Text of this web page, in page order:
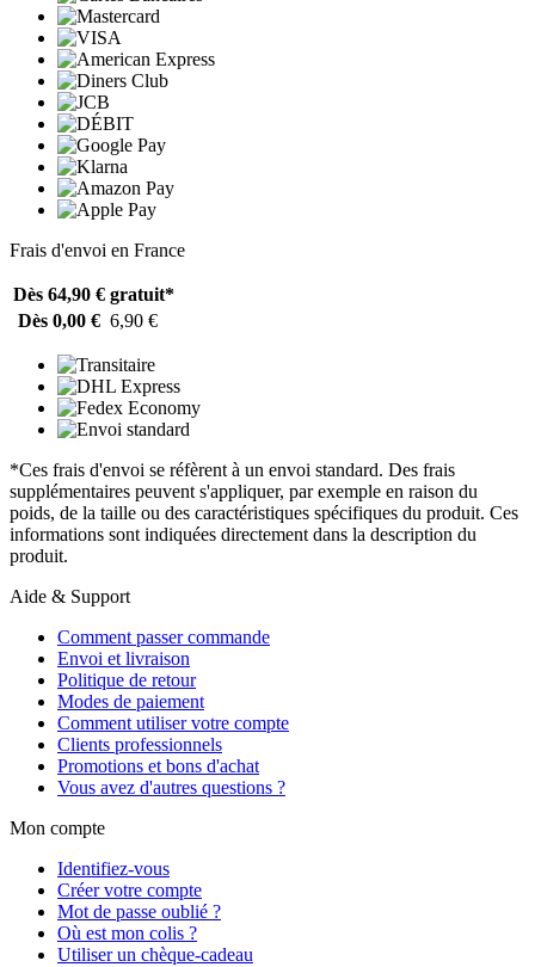
Frais d'envoi en France
Dès 64,90 € gratuit*
Dès 0,00 € 6,90 €
*Ces frais d'envoi se réfèrent à un envoi standard. Des frais
supplémentaires peuvent s'appliquer, par exemple en raison du
poids, de la taille ou des caractéristiques spécifiques du produit. Ces
informations sont indiquées directement dans la description du
produit.
Aide & Support
Comment passer commande
Envoi et livraison
Politique de retour
Modes de paiement
Comment utiliser votre compte
Clients professionnels
Promotions et bons d'achat
Vous avez d'autres questions ?
Mon compte
Identifiez-vous
Créer votre compte
Mot de passe oublié ?
Où est mon colis ?
Utiliser un chèque-cadeau